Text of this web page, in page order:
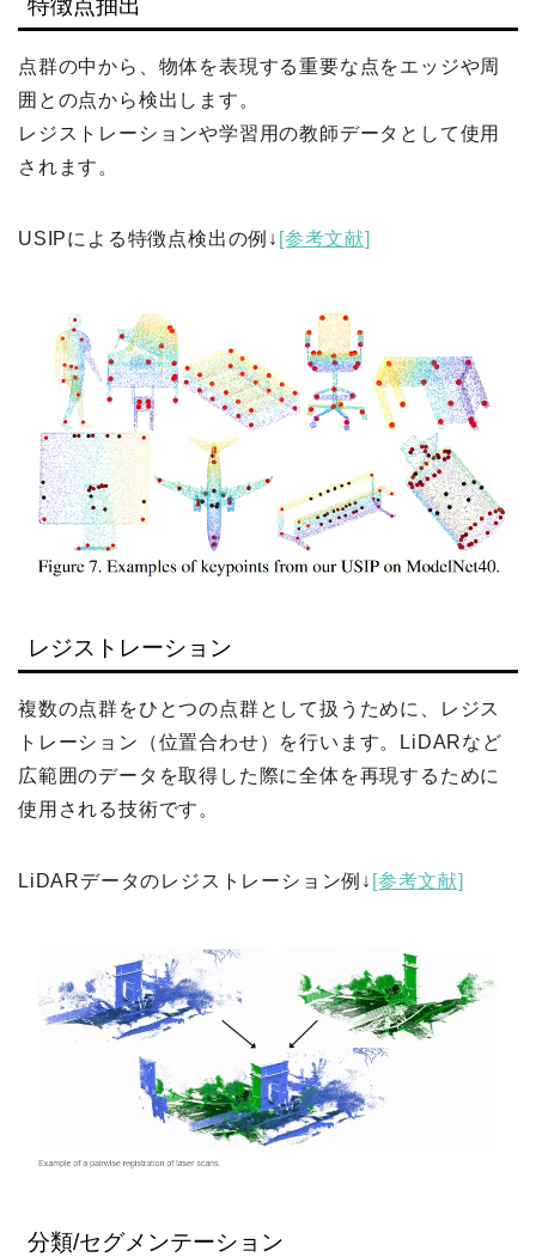
点群の中から、物体を表現する重要な点をエッジや周
囲との点から検出します。
レジストレーションや学習用の教師データとして使用
されます。
USIPによる特徴点検出の例↓ [参考文献]
レジストレーション
複数の点群をひとつの点群として扱うために、レジス
トレーション（位置合わせ）を行います。LiDARなど
広範囲のデータを取得した際に全体を再現するために
使用される技術です。
LiDARデータのレジストレーション例↓ [参考文献]
分類/セグメンテーション